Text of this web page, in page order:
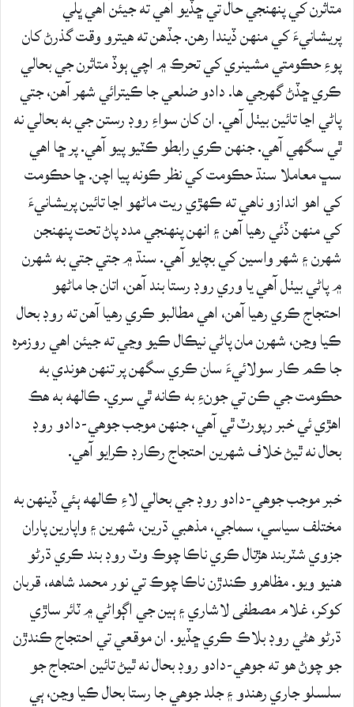
متاثرن کي پنهنجي حال تي ڇڏيو آهي ته جيئن اهي ڀلي
پريشانيءَ کي منهن ڏيندا رهن. جڏهن ته هيترو وقت گذرڻ کان
پوءِ حڪومتي مشينري کي تحرڪ ۾ اچي ٻوڏ متاثرن جي بحالي
ڪري ڇڏڻ گهرجي ها. دادو ضلعي جا ڪيترائي شهر آهن، جتي
پاڻي اڃا تائين بيٺل آهي. ان کان سواءِ روڊ رستن جي به بحالي نه
ٿي سگهي آهي. جنهن ڪري رابطو ڪٽيو پيو آهي. پر ڇا اهي
سڀ معاملا سنڌ حڪومت کي نظر ڪونه پيا اچن. ڇا حڪومت
کي اهو اندازو ناهي ته ڪهڙي ريت ماڻهو اڃا تائين پريشانيءَ
کي منهن ڏئي رهيا آهن ۽ انهن پنهنجي مدد پاڻ تحت پنهنجن
شهرن ۽ شهر واسين کي بچايو آهي. سنڌ ۾ جتي جتي به شهرن
۾ پاڻي بيٺل آهي يا وري روڊ رستا بند آهن، اتان جا ماڻهو
احتجاج ڪري رهيا آهن، اهي مطالبو ڪري رهيا آهن ته روڊ بحال
ڪيا وڃن، شهرن مان پاڻي نيڪال ڪيو وڃي ته جيئن اهي روزمره
جا ڪم ڪار سولائيءَ سان ڪري سگهن پر تنهن هوندي به
حڪومت جي ڪن تي جونءِ به ڪانه ٿي سري. ڪالهه به هڪ
اهڙي ئي خبر رپورٽ ٿي آهي، جنهن موجب جوهي-دادو روڊ
بحال نه ٿيڻ خلاف شهرين احتجاج رڪارڊ ڪرايو آهي.
خبر موجب جوهي-دادو روڊ جي بحالي لاءِ ڪالهه ٻئي ڏينهن به
مختلف سياسي، سماجي، مذھبي ڌرين، شھرين ۽ واپارين پاران
جزوي شٽربند هڙتال ڪري ناڪا چوڪ وٽ روڊ بند ڪري ڌرڻو
هنيو ويو. مظاهرو ڪندڙن ناڪا چوڪ تي نور محمد شاھه، قربان
کوکر، غلام مصطفى لاشاري ۽ ٻين جي اڳواڻي ۾ ٽائر ساڙي
ڌرڻو هڻي روڊ بلاڪ ڪري ڇڏيو. ان موقعي تي احتجاج ڪندڙن
جو چوڻ هو ته جوهي-دادو روڊ بحال نه ٿيڻ تائين احتجاج جو
سلسلو جاري رهندو ۽ جلد جوهي جا رستا بحال ڪيا وڃن، ٻي